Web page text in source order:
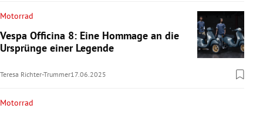
Motorrad
Vespa Officina 8: Eine Hommage an die
Ursprünge einer Legende
Teresa Richter-Trummer17.06.2025
Motorrad